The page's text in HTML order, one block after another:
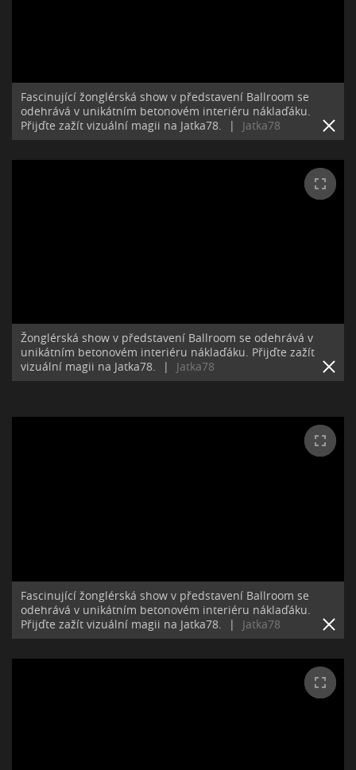
Fascinující žonglérská show v představení Ballroom se
odehrává v unikátním betonovém interiéru náklaďáku.
Přijďte zažít vizuální magii na Jatka78.
| Jatka78
Žonglérská show v představení Ballroom se odehrává v
unikátním betonovém interiéru náklaďáku. Přijďte zažít
vizuální magii na Jatka78.
| Jatka78
Fascinující žonglérská show v představení Ballroom se
odehrává v unikátním betonovém interiéru náklaďáku.
Přijďte zažít vizuální magii na Jatka78.
| Jatka78